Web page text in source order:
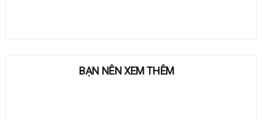
BẠN NÊN XEM THÊM